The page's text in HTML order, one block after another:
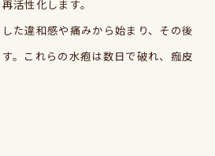
活性化します。
た違和感や痛みから始まり、その後
。これらの水疱は数日で破れ、痂皮